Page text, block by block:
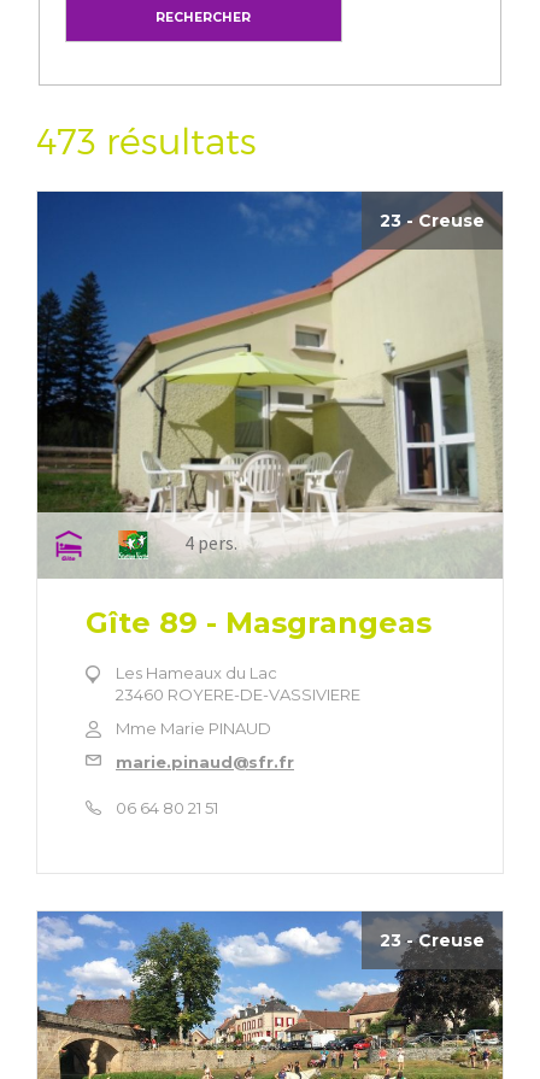
473 résultats
23 - Creuse
4 pers.
Gîte 89 - Masgrangeas
Les Hameaux du Lac
23460 ROYERE-DE-VASSIVIERE
Mme Marie PINAUD
marie.pinaud@sfr.fr
06 64 80 21 51
23 - Creuse